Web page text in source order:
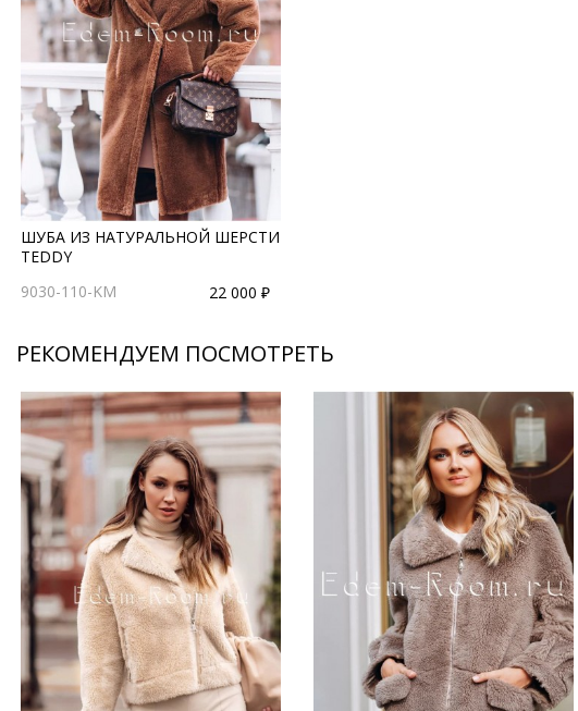
ШУБА ИЗ НАТУРАЛЬНОЙ ШЕРСТИ
TEDDY
9030-110-KM
22 000 ₽
РЕКОМЕНДУЕМ ПОСМОТРЕТЬ